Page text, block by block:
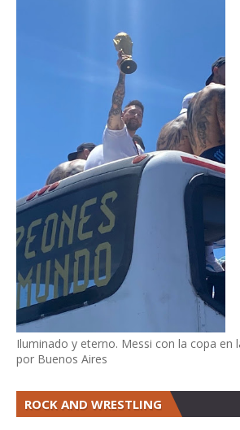
Iluminado y eterno. Messi con la copa en
por Buenos Aires
ROCK AND WRESTLING